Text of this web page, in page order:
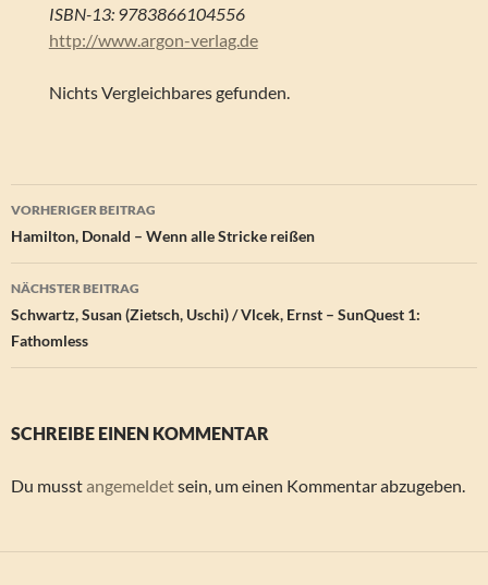
ISBN-13: 9783866104556
http://www.argon-verlag.de
Nichts Vergleichbares gefunden.
Beitragsnavigation
VORHERIGER BEITRAG
Hamilton, Donald – Wenn alle Stricke reißen
NÄCHSTER BEITRAG
Schwartz, Susan (Zietsch, Uschi) / Vlcek, Ernst – SunQuest 1:
Fathomless
SCHREIBE EINEN KOMMENTAR
Du musstangemeldetsein, um einen Kommentar abzugeben.